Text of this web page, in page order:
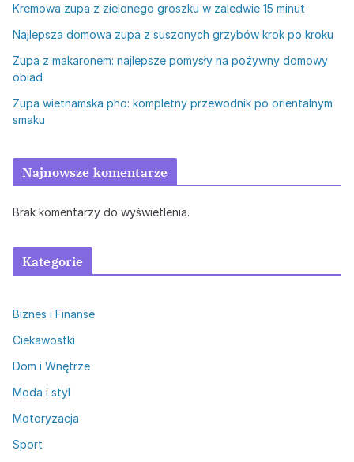
Kremowa zupa z zielonego groszku w zaledwie 15 minut
Najlepsza domowa zupa z suszonych grzybów krok po kroku
Zupa z makaronem: najlepsze pomysły na pożywny domowy
obiad
Zupa wietnamska pho: kompletny przewodnik po orientalnym
smaku
Najnowsze komentarze
Brak komentarzy do wyświetlenia.
Kategorie
Biznes i Finanse
Ciekawostki
Dom i Wnętrze
Moda i styl
Motoryzacja
Sport